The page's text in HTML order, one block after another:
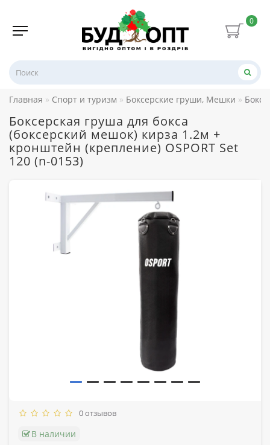
0
Главная Спорт и туризм Боксерские груши, Мешки
Боксерская груша для бокса
(боксерский мешок) кирза 1.2м +
кронштейн (крепление) OSPORT Set
120 (n-0153)
0 отзывов
В наличии